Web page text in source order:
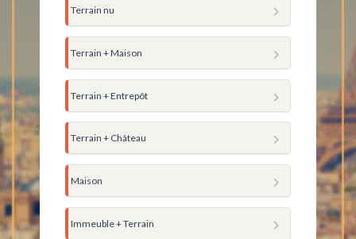
Terrain nu
Terrain + Maison
Terrain + Entrepôt
Terrain + Château
Maison
Immeuble + Terrain